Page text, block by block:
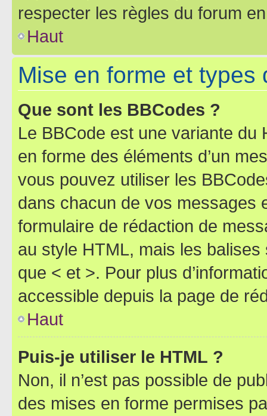
respecter les règles du forum
Haut
Mise en forme et types
Que sont les BBCodes ?
Le BBCode est une variante du
en forme des éléments d’un
vous pouvez utiliser les
dans chacun de vos messages
formulaire de rédaction de
au style HTML, mais les
que < et >. Pour plus
accessible depuis la page de
Haut
Puis-je utiliser le HTML ?
Non, il n’est pas possible de
des mises en forme permises